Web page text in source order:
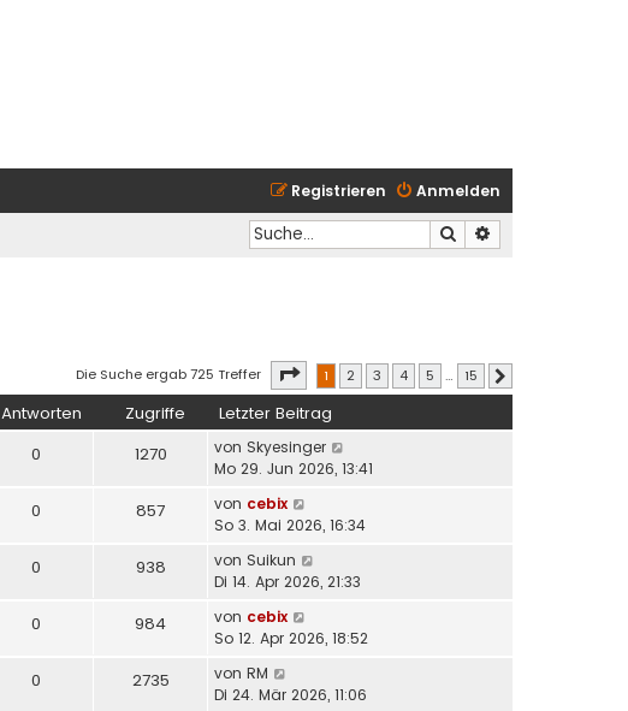
Anmelden
Registrieren
Suche
Die Suche ergab 725 Treffer Seite von15
1 2 3 4 5 … 15
Antworten Zugriffe Letzter Beitrag
0 1270 von Skyesinger
Mo 29. Jun 2026, 13:41
0 857 von cebix
So 3. Mai 2026, 16:34
0 938 von Suikun
Di 14. Apr 2026, 21:33
0 984 von cebix
So 12. Apr 2026, 18:52
0 2735 von RM
Di 24. Mär 2026, 11:06